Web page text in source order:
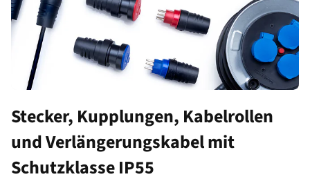
Stecker, Kupplungen, Kabelrollen
und Verlängerungskabel mit
Schutzklasse IP55